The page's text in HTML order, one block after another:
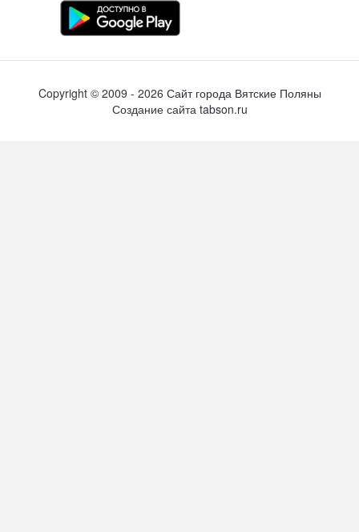
Copyright © 2009 - 2026 Сайт города Вятские Поляны
Создание сайта tabson.ru